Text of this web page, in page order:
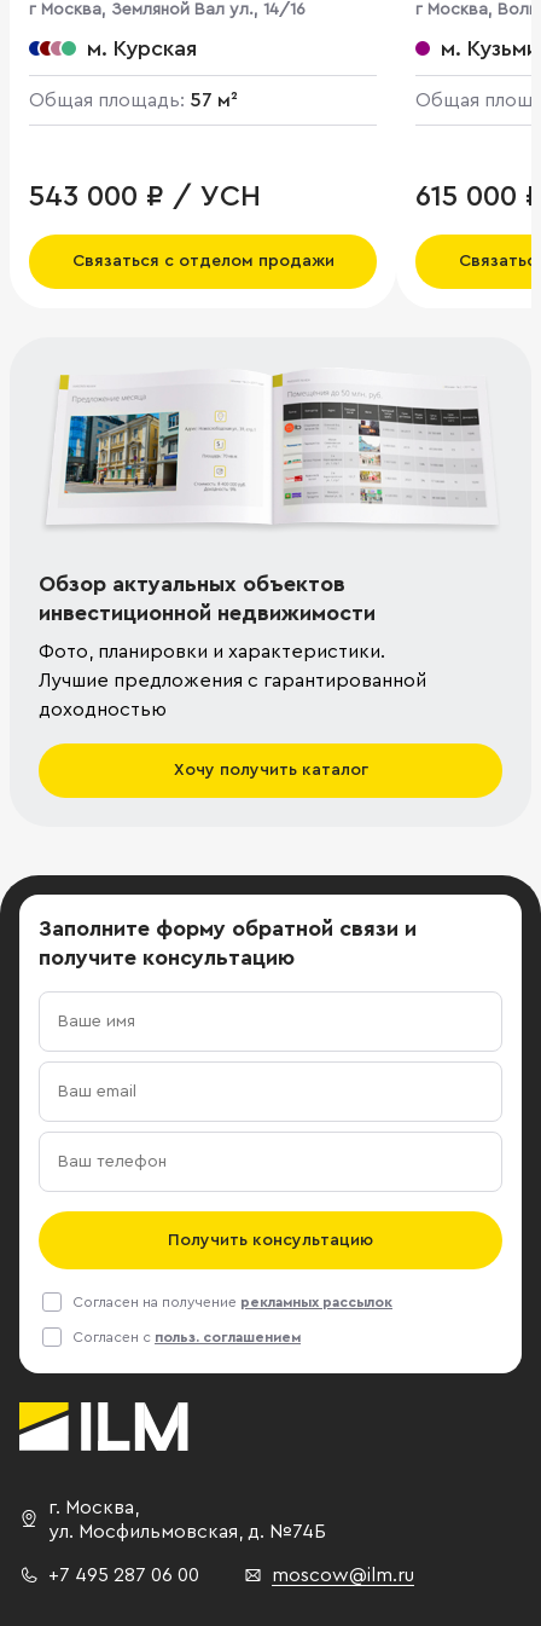
г Москва, Земляной Вал ул., 14/16
м. Курская
Общая площадь: 57 м²
543 000 ₽ / УСН
Связаться с отделом продажи
г Москва,
м.
Общая
615 000
Обзор актуальных объектов
инвестиционной недвижимости
Фото, планировки и характеристики.
Лучшие предложения с гарантированной
доходностью
Хочу получить каталог
Заполните форму обратной связи и
получите консультацию
Получить консультацию
Согласен на получение рекламных рассылок
Согласен с польз. соглашением
г. Москва,
ул. Мосфильмовская, д. №74Б
+7 495 287 06 00 moscow@ilm.ru